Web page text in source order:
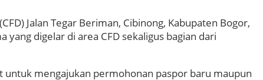
Jalan Tegar Beriman, Cibinong, Kabupaten Bogor,
digelar di area CFD sekaligus bagian dari
mengajukan permohonan paspor baru maupun